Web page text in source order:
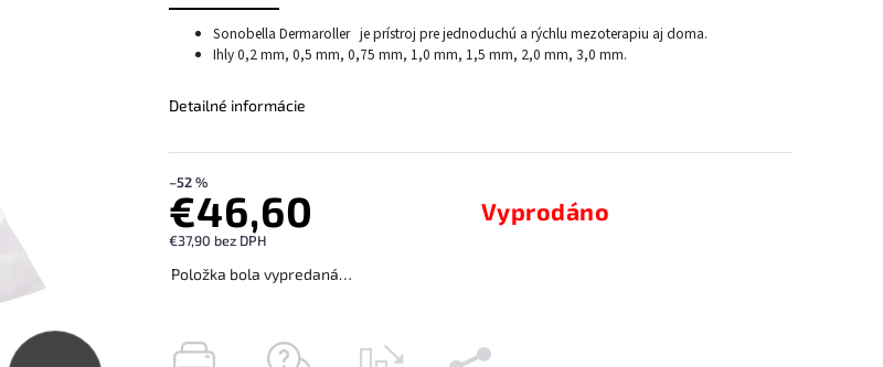
–52 %
€46,60
€37,90 bez DPH
Vyprodáno
Položka bola vypredaná…
Sonobella Dermaroller je prístroj pre jednoduchú a rýchlu mezoterapiu aj doma.
Ihly 0,2 mm, 0,5 mm, 0,75 mm, 1,0 mm, 1,5 mm, 2,0 mm, 3,0 mm.
Detailné informácie